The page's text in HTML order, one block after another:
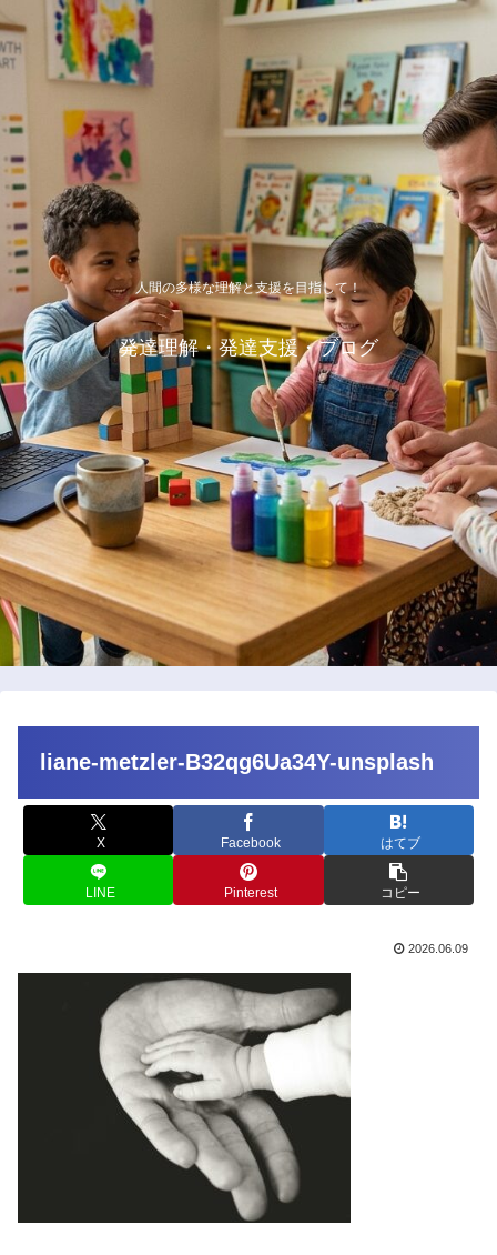
人間の多様な理解と支援を目指して！
発達理解・発達支援・ブログ
liane-metzler-B32qg6Ua34Y-unsplash
X Facebook はてブ
LINE Pinterest コピー
2026.06.09